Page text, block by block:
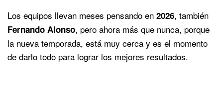
Los equipos llevan meses pensando en 2026, también
Fernando Alonso, pero ahora más que nunca, porque
la nueva temporada, está muy cerca y es el momento
de darlo todo para lograr los mejores resultados.